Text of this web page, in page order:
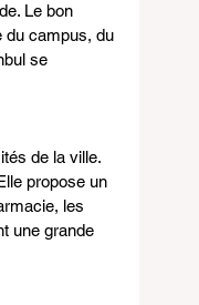
Le bon
du campus, du
se
de la ville.
propose un
les
une grande